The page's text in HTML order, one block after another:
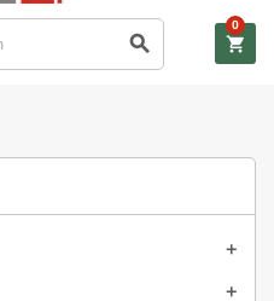
search shopping_cart
0
add
add